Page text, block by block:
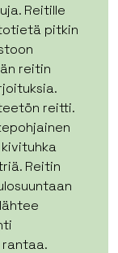
Reitille
pitkin
reitin
reitti.
Reitin
rantaa.